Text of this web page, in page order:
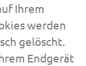
Ihrem
werden
gelöscht.
Endgerät